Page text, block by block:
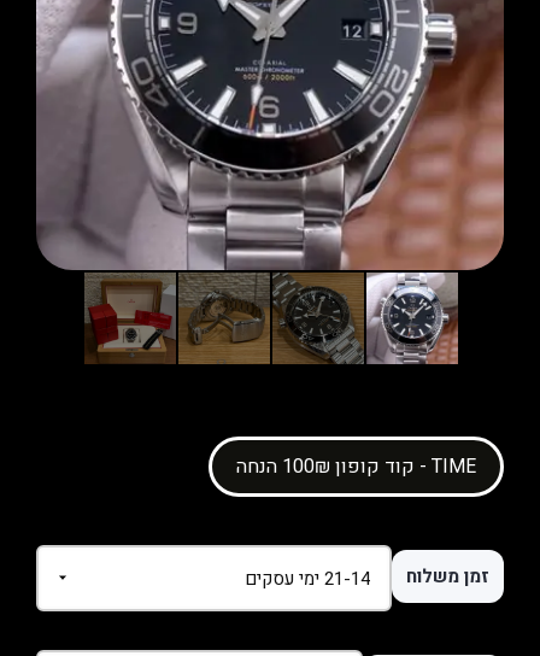
קוד קופון 100₪ הנחה - TIME
זמן משלוח